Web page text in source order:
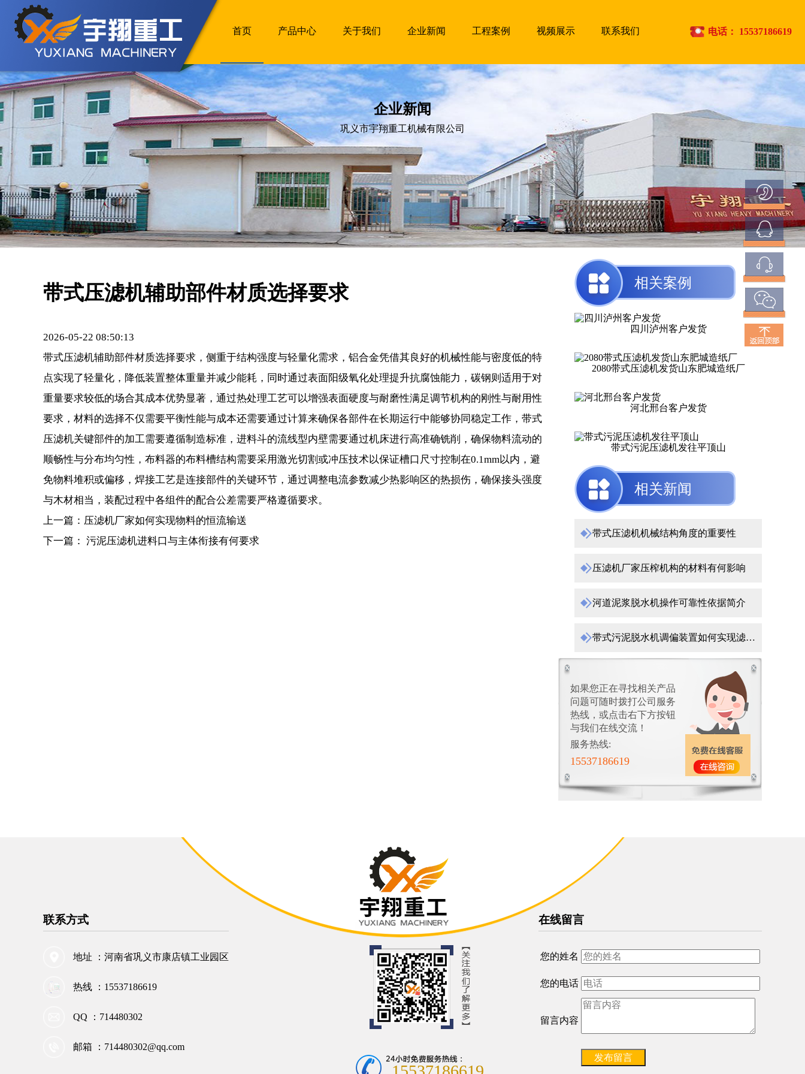
首页 产品中心 关于我们 企业新闻 工程案例 视频展示 联系我们 电话： 15537186619
首页>企业新闻>带式压滤机辅助部件材质选择要求
企业新闻
巩义市宇翔重工机械有限公司
带式压滤机辅助部件材质选择要求
2026-05-22 08:50:13
带式压滤机辅助部件材质选择要求，侧重于结构强度与轻量化需求，铝合金凭借其良好的机械性能与密度低的特
点实现了轻量化，降低装置整体重量并减少能耗，同时通过表面阳级氧化处理提升抗腐蚀能力，碳钢则适用于对
重量要求较低的场合其成本优势显著，通过热处理工艺可以增强表面硬度与耐磨性满足调节机构的刚性与耐用性
要求，材料的选择不仅需要平衡性能与成本还需要通过计算来确保各部件在长期运行中能够协同稳定工作， 带式
压滤机关键部件的加工需要遵循制造标准，进料斗的流线型内壁需要通过机床进行高准确铣削，确保物料流动的
顺畅性与分布均匀性，布料器的布料槽结构需要采用激光切割或冲压技术以保证槽口尺寸控制在0.1mm以内，避
免物料堆积或偏移，焊接工艺是连接部件的关键环节，通过调整电流参数减少热影响区的热损伤，确保接头强度
与木材相当，装配过程中各组件的配合公差需要严格遵循要求。
上一篇： 压滤机厂家如何实现物料的恒流输送
下一篇： 污泥压滤机进料口与主体衔接有何要求
相关案例
四川泸州客户发货
2080带式压滤机发货山东肥城造纸厂
河北邢台客户发货
带式污泥压滤机发往平顶山
相关新闻
带式压滤机机械结构角度的重要性
压滤机厂家压榨机构的材料有何影响
河道泥浆脱水机操作可靠性依据简介
带式污泥脱水机调偏装置如何实现滤带边缘位移
如果您正在寻找相关产品
问题可随时拨打公司服务
热线，或点击右下方按钮
与我们在线交流！
服务热线:
15537186619
联系方式
地址 ：河南省巩义市康店镇工业园区
热线 ：15537186619
QQ ：714480302
邮箱 ：714480302@qq.com
在线留言
您的姓名
您的电话
留言内容